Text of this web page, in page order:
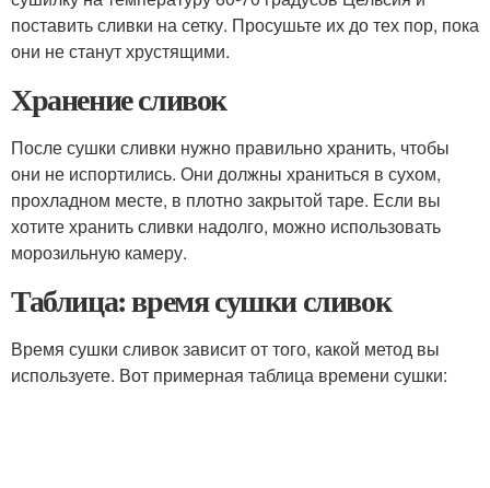
поставить сливки на сетку. Просушьте их до тех пор, пока
они не станут хрустящими.
Хранение сливок
После сушки сливки нужно правильно хранить, чтобы
они не испортились. Они должны храниться в сухом,
прохладном месте, в плотно закрытой таре. Если вы
хотите хранить сливки надолго, можно использовать
морозильную камеру.
Таблица: время сушки сливок
Время сушки сливок зависит от того, какой метод вы
используете. Вот примерная таблица времени сушки: